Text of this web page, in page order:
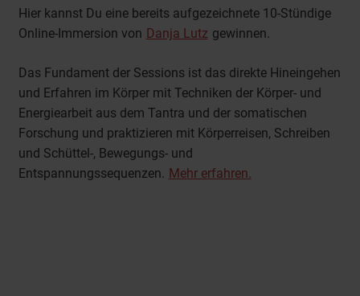
Hier kannst Du eine bereits aufgezeichnete 10-Stündige
Online-Immersion von Danja Lutz gewinnen.
Das Fundament der Sessions ist das direkte Hineingehen
und Erfahren im Körper mit Techniken der Körper- und
Energiearbeit aus dem Tantra und der somatischen
Forschung und praktizieren mit Körperreisen, Schreiben
und Schüttel-, Bewegungs- und
Entspannungssequenzen. Mehr erfahren.